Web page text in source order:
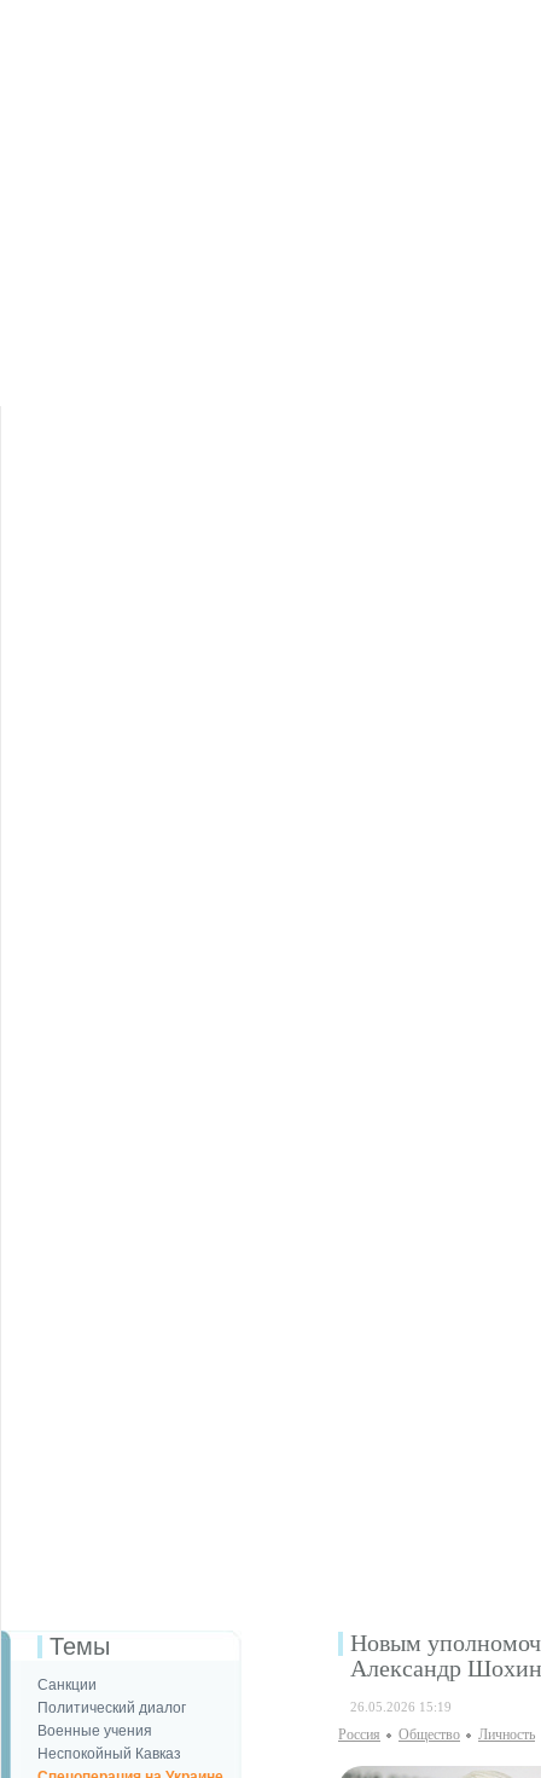
Темы
Санкции
Политический диалог
Военные учения
Неспокойный Кавказ
Новым
Александр Шохин
26.05.2026 15:19
Россия Общество Личность